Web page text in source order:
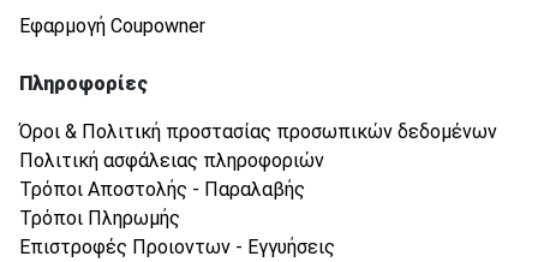
Εφαρμογή Coupowner
Πληροφορίες
Όροι & Πολιτική προστασίας προσωπικών δεδομένων
Πολιτική ασφάλειας πληροφοριών
Τρόποι Αποστολής - Παραλαβής
Τρόποι Πληρωμής
Επιστροφές Προιοντων - Εγγυήσεις